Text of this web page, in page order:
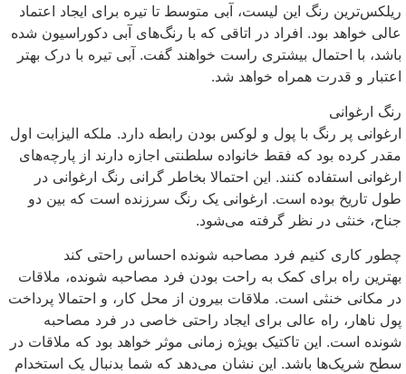
ریلکس‌ترین رنگ این لیست، آبی متوسط تا تیره برای ایجاد اعتماد
عالی خواهد بود. افراد در اتاقی که با رنگ‌های آبی دکوراسیون شده
باشد، با احتمال بیشتری راست خواهند گفت. آبی تیره با درک بهتر
اعتبار و قدرت همراه خواهد شد.
رنگ ارغوانی
ارغوانی پر رنگ با پول و لوکس بودن رابطه دارد. ملکه الیزابت اول
مقدر کرده بود که فقط خانواده سلطنتی اجازه دارند از پارچه‌های
ارغوانی استفاده کنند. این احتمالا بخاطر گرانی رنگ ارغوانی در
طول تاریخ بوده است. ارغوانی یک رنگ سرزنده است که بین دو
جناح، خنثی در نظر گرفته می‌شود.
چطور کاری کنیم فرد مصاحبه شونده احساس راحتی کند
بهترین راه برای کمک به راحت بودن فرد مصاحبه شونده، ملاقات
در مکانی خنثی است. ملاقات بیرون از محل کار، و احتمالا پرداخت
پول ناهار، راه عالی برای ایجاد راحتی خاصی در فرد مصاحبه
شونده است. این تاکتیک بویژه زمانی موثر خواهد بود که ملاقات در
سطح شریک‌ها باشد. این نشان می‌دهد که شما بدنبال یک استخدام